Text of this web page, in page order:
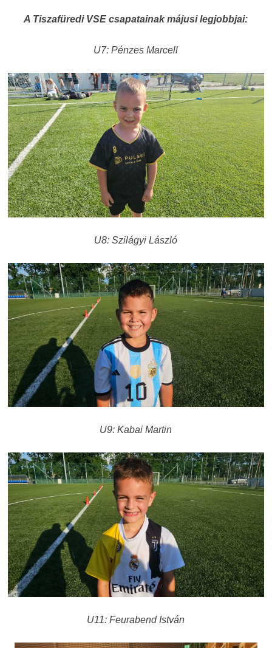
A Tiszafüredi VSE csapatainak májusi legjobbjai:
U7: Pénzes Marcell
U8: Szilágyi László
U9: Kabai Martin
U11: Feurabend István